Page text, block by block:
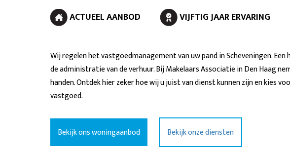
ACTUEEL AANBOD VIJFTIG JAAR ERVARING
Wij regelen het vastgoedmanagement van uw pand in Scheveningen.
de administratie van de verhuur. Bij Makelaars Associatie in Den Haag
handen. Ontdek hier zeker hoe wij u juist van dienst kunnen zijn en kies
vastgoed.
Bekijk ons woningaanbod Bekijk onze diensten